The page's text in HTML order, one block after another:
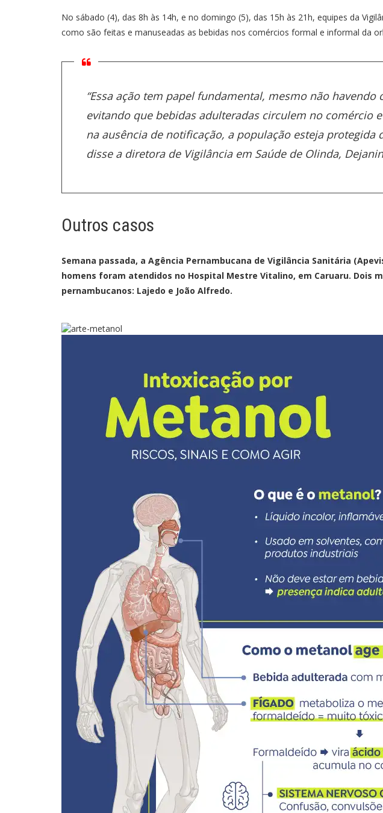
No sábado (4), das 8h às 14h, e no domingo (5), das 15h às 21h, equipes da
como são feitas e manuseadas as bebidas nos comércios formal e informal da
“Essa ação tem papel fundamental, mesmo não
evitando que bebidas adulteradas circulem no comércio
na ausência de notificação, a população esteja
disse a diretora de Vigilância em Saúde de Olinda,
Outros casos
Semana passada, a Agência Pernambucana de Vigilância Sanitária
homens foram atendidos no Hospital Mestre Vitalino, em Caruaru. Dois
pernambucanos: Lajedo e João Alfredo.